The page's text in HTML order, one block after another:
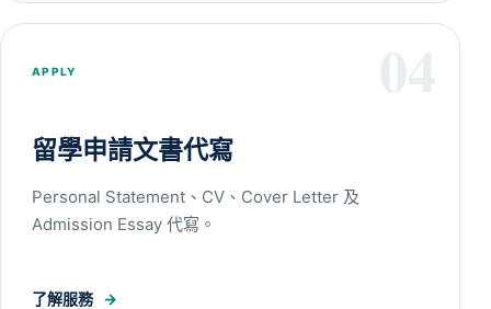
APPLY
留學申請文書代寫
Personal Statement、CV、Cover Letter 及
Admission Essay 代寫。
了解服務 →